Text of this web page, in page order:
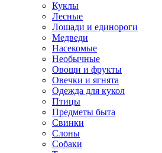
Куклы
Лесные
Лошади и единороги
Медведи
Насекомые
Необычные
Овощи и фрукты
Овечки и ягнята
Одежда для кукол
Птицы
Предметы быта
Свинки
Слоны
Собаки